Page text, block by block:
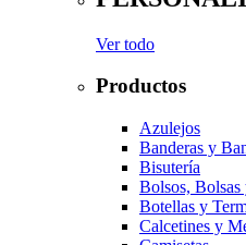
Ver todo
Productos
Azulejos
Banderas y
Bisutería
Bolsos,
Botellas y
Calcetines y